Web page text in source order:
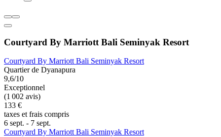
Courtyard By Marriott Bali Seminyak Resort
Courtyard By Marriott Bali Seminyak Resort
Quartier de Dyanapura
9,6/10
Exceptionnel
(1 002 avis)
133 €
taxes et frais compris
6 sept. - 7 sept.
Courtyard By Marriott Bali Seminyak Resort